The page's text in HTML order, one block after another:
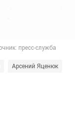
Арсений Яценюк